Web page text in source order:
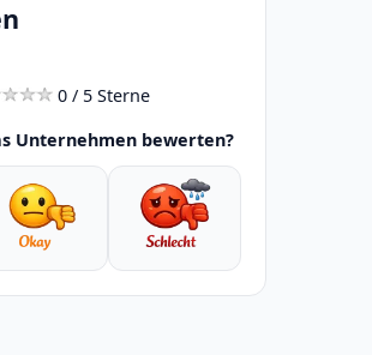
0 / 5 Sterne
Unternehmen bewerten?